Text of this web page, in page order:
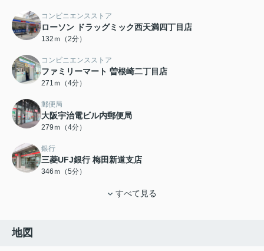
コンビニエンスストア
ローソン ドラッグミック西天満四丁目店
132ｍ（2分）
コンビニエンスストア
ファミリーマート 曽根崎二丁目店
271ｍ（4分）
郵便局
大阪宇治電ビル内郵便局
279ｍ（4分）
銀行
三菱UFJ銀行 梅田新道支店
346ｍ（5分）
すべて見る
地図